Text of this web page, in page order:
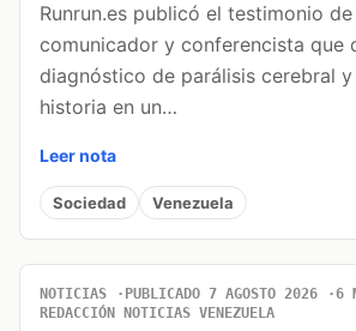
Runrun.es publicó el testimonio de
comunicador y conferencista que
diagnóstico de parálisis cerebral
historia en un…
Leer nota
Sociedad Venezuela
NOTICIAS PUBLICADO 7 AGOSTO 2026
6
REDACCIÓN NOTICIAS VENEZUELA